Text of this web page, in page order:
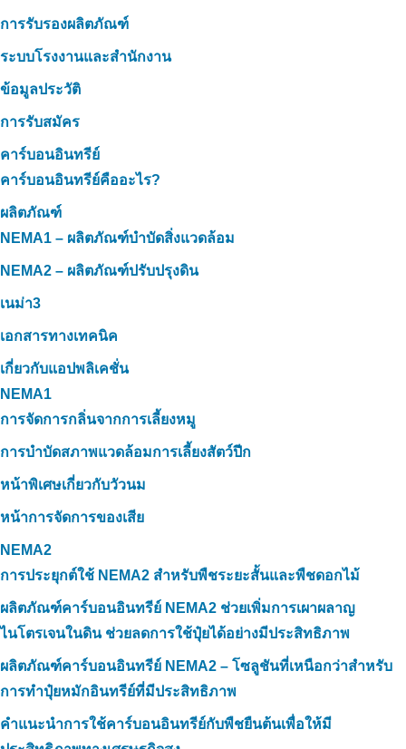
การรับรองผลิตภัณฑ์
ระบบโรงงานและสำนักงาน
ข้อมูลประวัติ
การรับสมัคร
คาร์บอนอินทรีย์
คาร์บอนอินทรีย์คืออะไร?
ผลิตภัณฑ์
NEMA1 – ผลิตภัณฑ์บำบัดสิ่งแวดล้อม
NEMA2 – ผลิตภัณฑ์ปรับปรุงดิน
เนม่า3
เอกสารทางเทคนิค
เกี่ยวกับแอปพลิเคชั่น
NEMA1
การจัดการกลิ่นจากการเลี้ยงหมู
การบำบัดสภาพแวดล้อมการเลี้ยงสัตว์ปีก
หน้าพิเศษเกี่ยวกับวัวนม
หน้าการจัดการของเสีย
NEMA2
การประยุกต์ใช้ NEMA2 สำหรับพืชระยะสั้นและพืชดอกไม้
ผลิตภัณฑ์คาร์บอนอินทรีย์ NEMA2 ช่วยเพิ่มการเผาผลาญ
ไนโตรเจนในดิน ช่วยลดการใช้ปุ๋ยได้อย่างมีประสิทธิภาพ
ผลิตภัณฑ์คาร์บอนอินทรีย์ NEMA2 – โซลูชันที่เหนือกว่าสำหรับ
การทำปุ๋ยหมักอินทรีย์ที่มีประสิทธิภาพ
คำแนะนำการใช้คาร์บอนอินทรีย์กับพืชยืนต้นเพื่อให้มี